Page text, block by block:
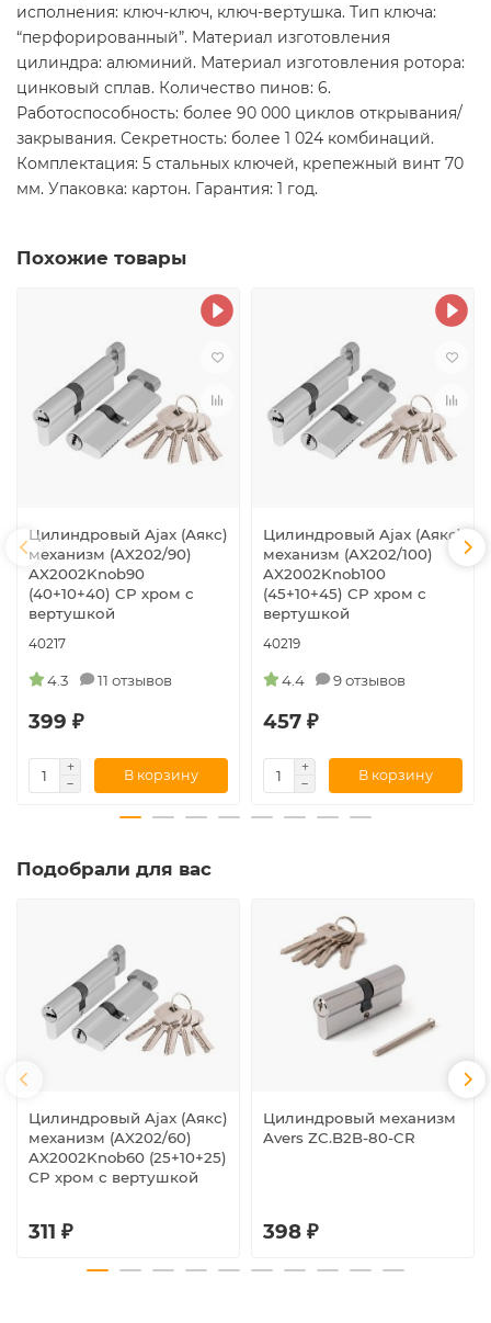
исполнения: ключ-ключ, ключ-вертушка. Тип ключа:
“перфорированный”. Материал изготовления
цилиндра: алюминий. Материал изготовления ротора:
цинковый сплав. Количество пинов: 6.
Работоспособность: более 90 000 циклов открывания/
закрывания. Секретность: более 1 024 комбинаций.
Комплектация: 5 стальных ключей, крепежный винт 70
мм. Упаковка: картон. Гарантия: 1 год.
Похожие товары
Цилиндровый Ajax (Аякс)
механизм (AX202/90)
AX2002Knob90
(40+10+40) CP хром с
вертушкой
40217
4.3 11 отзывов
399 ₽
В корзину
Цилиндровый Ajax (Аякс)
механизм (AX202/100)
AX2002Knob100
(45+10+45) CP хром с
вертушкой
40219
4.4 9 отзывов
457 ₽
В корзину
Подобрали для вас
Цилиндровый Ajax (Аякс)
механизм (AX202/60)
AX2002Knob60 (25+10+25)
CP хром с вертушкой
311 ₽
Цилиндровый механизм
Avers ZC.B2B-80-CR
398 ₽